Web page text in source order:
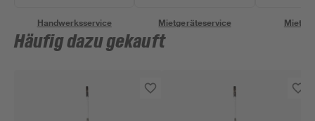
Handwerksservice Mietgeräteservice
Häufig dazu gekauft